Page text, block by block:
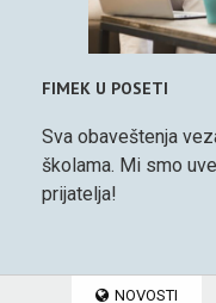
FIMEK U POSETI
Sva obaveštenja
školama. Mi smo
prijatelja!
NOVOSTI